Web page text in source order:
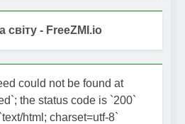
світу - FreeZMI.io
could not be found at
the status code is `200`
html; charset=utf-8`